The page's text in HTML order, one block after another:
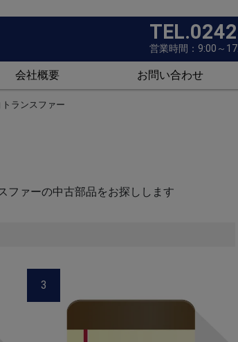
営業時間 ： 9:00 ～ 1 7
会社概要 お問い合わせ
トランスファー
ファーの中古部品をお探しします
3